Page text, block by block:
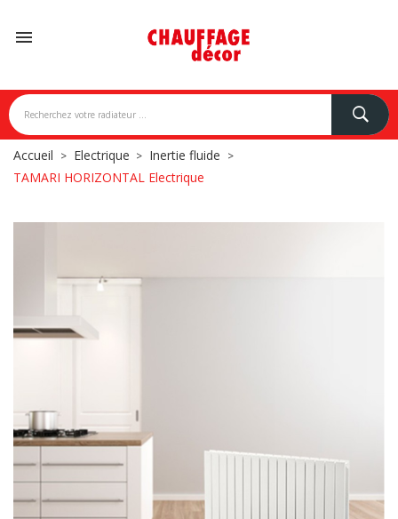

Accueil Electrique
Inertie fluide
TAMARI HORIZONTAL Electrique